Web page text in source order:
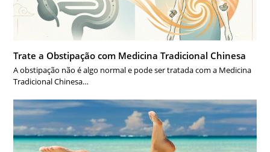
Trate a Obstipação com Medicina Tradicional Chinesa
A obstipação não é algo normal e pode ser tratada com a Medicina
Tradicional Chinesa…